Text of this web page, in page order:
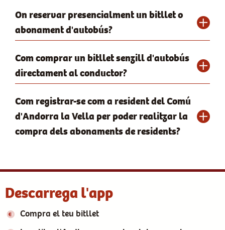
On reservar presencialment un bitllet o
abonament d'autobús?
Com comprar un bitllet senzill d'autobús
directament al conductor?
Com registrar-se com a resident del Comú
d'Andorra la Vella per poder realitzar la
compra dels abonaments de residents?
Descarrega l'app
Compra el teu bitllet